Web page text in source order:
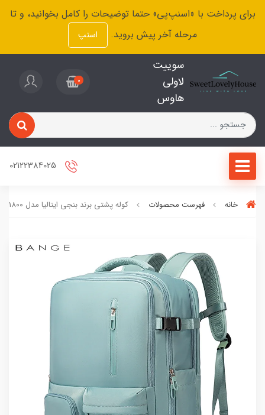
برای پرداخت با «اسنپ‌پی» حتما توضیحات را کامل بخوانید، و تا
مرحله آخر پیش بروید.
اسنپ
سوییت
لاولی
هاوس
0
خانه فهرست محصولات کوله پشتی برند بنجی ایتالیا مدل 1800